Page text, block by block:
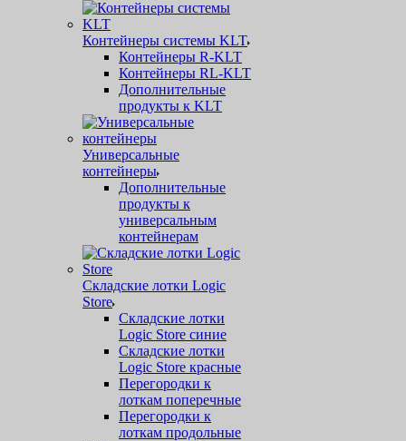
Контейнеры системы KLT
Контейнеры R-KLT
Контейнеры RL-KLT
Дополнительные
продукты к KLT
Универсальные
контейнеры
Дополнительные
продукты к
универсальным
контейнерам
Складские лотки Logic
Store
Складские лотки
Logic Store синие
Складские лотки
Logic Store красные
Перегородки к
лоткам поперечные
Перегородки к
лоткам продольные